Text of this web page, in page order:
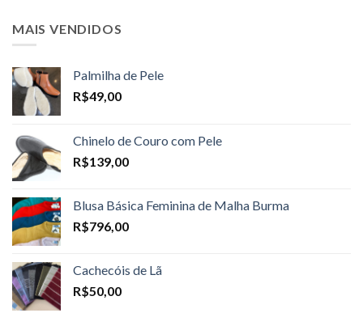
MAIS VENDIDOS
Palmilha de Pele
R$49,00
Chinelo de Couro com Pele
R$139,00
Blusa Básica Feminina de Malha Burma
R$796,00
Cachecóis de Lã
R$50,00